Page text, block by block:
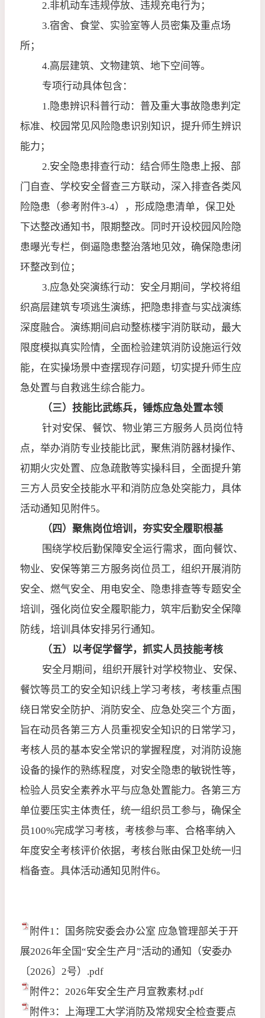
2.非机动车违规停放、违规充电行为；
3.宿舍、食堂、实验室等人员密集及重点场
所；
4.高层建筑、文物建筑、地下空间等。
专项行动具体包含：
1. 隐患辨识科普行动：普及重大事故隐患判定
标准、校园常见风险隐患识别知识，提升师生辨识
能力；
2.安全隐患排查行动：结合师生隐患上报、部
门自查、学校安全督查三方联动，深入排查各类风
险隐患（参考附件3-4），形成隐患清单，保卫处
下达整改通知书，限期整改。同时开设校园风险隐
患曝光专栏，倒逼隐患整治落地见效，确保隐患闭
环整改到位；
3.应急处突演练行动：安全月期间，学校将组
织高层建筑专项逃生演练，把隐患排查与实战演练
深度融合。演练期间启动整栋楼宇消防联动，最大
限度模拟真实险情，全面检验建筑消防设施运行效
能，在实操场景中查摆现存问题，切实提升师生应
急处置与自救逃生综合能力。
（三）技能比武练兵，锤炼应急处置本领
针对安保、餐饮、物业第三方服务人员岗位特
点，举办消防专业技能比武，聚焦消防器材操作、
初期火灾处置、应急疏散等实操科目，全面提升第
三方人员安全技能水平和消防应急处突能力，具体
活动通知见附件5。
（四）聚焦岗位培训，夯实安全履职根基
围绕学校后勤保障安全运行需求，面向餐饮、
物业、安保等第三方服务岗位员工，组织开展消防
安全、燃气安全、用电安全、隐患排查等专题安全
培训，强化岗位安全履职能力，筑牢后勤安全保障
防线，培训具体安排另行通知。
（五）以考促学督学，抓实人员技能考核
安全月期间，组织开展针对学校物业、安保、
餐饮等员工的安全知识线上学习考核，考核重点围
绕日常安全防护、消防安全、应急处突三个方面，
旨在动员各第三方人员重视安全知识的日常学习，
考核人员的基本安全常识的掌握程度，对消防设施
设备的操作的熟练程度，对安全隐患的敏锐性等，
检验人员安全素养水平与应急处置能力。各第三方
单位要压实主体责任，统一组织员工参与，确保全
员100%完成学习考核，考核参与率、合格率纳入
年度安全考核评价依据，考核台账由保卫处统一归
档备查。具体活动通知见附件6。
附件1：国务院安委会办公室 应急管理部关于开
展2026年全国“安全生产月”活动的通知（安委办
〔2026〕2号）.pdf
附件2：2026年安全生产月宣教素材.pdf
附件3：上海理工大学消防及常规安全检查要点